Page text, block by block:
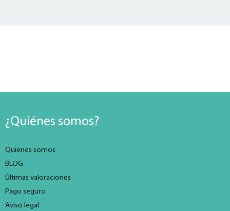
¿Quiénes somos?
Quienes somos
BLOG
Últimas valoraciones
Pago seguro
Aviso legal